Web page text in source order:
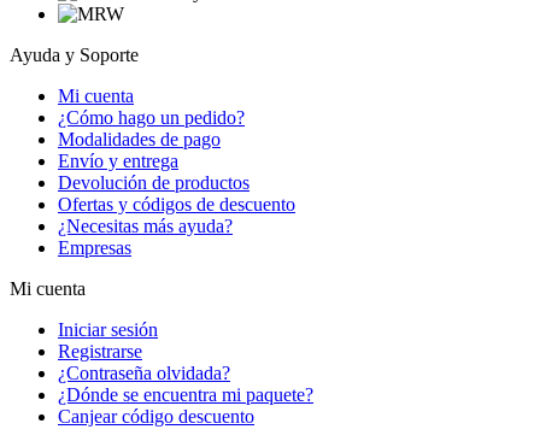
Ayuda y Soporte
Mi cuenta
¿Cómo hago un pedido?
Modalidades de pago
Envío y entrega
Devolución de productos
Ofertas y códigos de descuento
¿Necesitas más ayuda?
Empresas
Mi cuenta
Iniciar sesión
Registrarse
¿Contraseña olvidada?
¿Dónde se encuentra mi paquete?
Canjear código descuento